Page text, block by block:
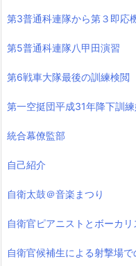
第3普通科連隊から第３即応
第5普通科連隊八甲田演習
第6戦車大隊最後の訓練検閲
第一空挺団平成31年降下訓
統合幕僚監部
自己紹介
自衛太鼓＠音楽まつり
自衛官ピアニストとボーカ
自衛官候補生による射撃場